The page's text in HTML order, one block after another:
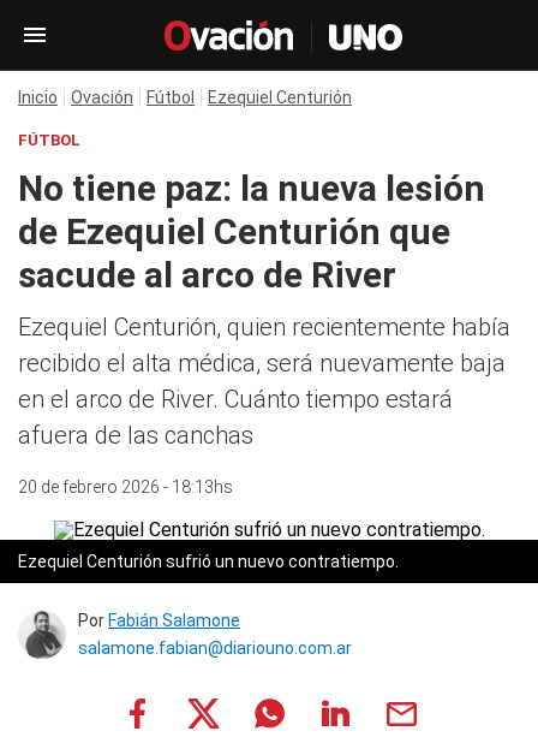
Inicio Ovación Fútbol Ezequiel Centurión
FÚTBOL
No tiene paz: la nueva lesión
de Ezequiel Centurión que
sacude al arco de River
Ezequiel Centurión, quien recientemente había
recibido el alta médica, será nuevamente baja
en el arco de River. Cuánto tiempo estará
afuera de las canchas
20 de febrero 2026 - 18:13hs
Ezequiel Centurión sufrió un nuevo contratiempo.
Por Fabián Salamone
salamone.fabian@diariouno.com.ar